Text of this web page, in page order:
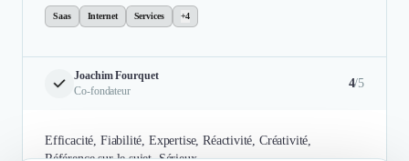
Saas Internet Services +4
Joachim Fourquet
Co-fondateur
4/5
Efficacité, Fiabilité, Expertise, Réactivité, Créativité,